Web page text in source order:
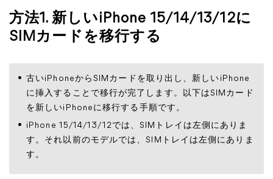
方法1. 新しいiPhone 15/14/13/12に
SIMカードを移行する
古いiPhoneからSIMカードを取り出し、新しいiPhone
に挿入することで移行が完了します。以下はSIMカード
を新しいiPhoneに移行する手順です。
iPhone 15/14/13/12では、SIMトレイは左側にありま
す。それ以前のモデルでは、SIMトレイは左側にありま
す。